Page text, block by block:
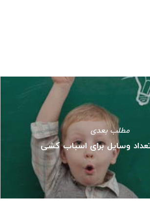
مطلب بعدی
وسایل برای اسباب کشی